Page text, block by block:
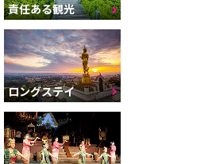
責任ある観光
ロングステイ